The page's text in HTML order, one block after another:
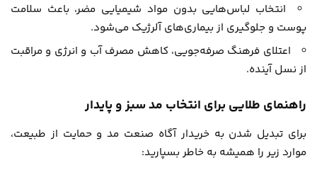
انتخاب لباس‌هایی بدون مواد شیمیایی مضر، باعث سلامت
پوست و جلوگیری از بیماری‌های آلرژیک می‌شود.
اعتلای فرهنگ صرفه‌جویی، کاهش مصرف آب و انرژی و مراقبت
از نسل آینده.
راهنمای طلایی برای انتخاب مد سبز و پایدار
برای تبدیل شدن به خریدار آگاه صنعت مد و حمایت از طبیعت،
موارد زیر را همیشه به خاطر بسپارید: